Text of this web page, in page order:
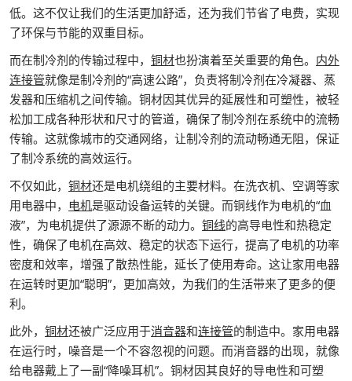
低。这不仅让我们的生活更加舒适，还为我们节省了电费，实现
了环保与节能的双重目标。
而在制冷剂的传输过程中， 铜材也扮演着至关重要的角色。 内外
连接管就像是制冷剂的“高速公路”，负责将制冷剂在冷凝器、蒸
发器和压缩机之间传输。铜材因其优异的延展性和可塑性，被轻
松加工成各种形状和尺寸的管道，确保了制冷剂在系统中的流畅
传输。这就像城市的交通网络，让制冷剂的流动畅通无阻，保证
了制冷系统的高效运行。
不仅如此， 铜材还是电机绕组的主要材料。在洗衣机、空调等家
用电器中， 电机是驱动设备运转的关键。而铜线作为电机的“血
液”，为电机提供了源源不断的动力。 铜线的高导电性和热稳定
性，确保了电机在高效、稳定的状态下运行，提高了电机的功率
密度和效率，增强了散热性能，延长了使用寿命。这让家用电器
在运转时更加“聪明”，更加高效，为我们的生活带来了更多的便
利。
此外， 铜材还被广泛应用于消音器和连接管的制造中。家用电器
在运行时，噪音是一个不容忽视的问题。而消音器的出现，就像
给电器戴上了一副“降噪耳机”。铜材因其良好的导电性和可塑